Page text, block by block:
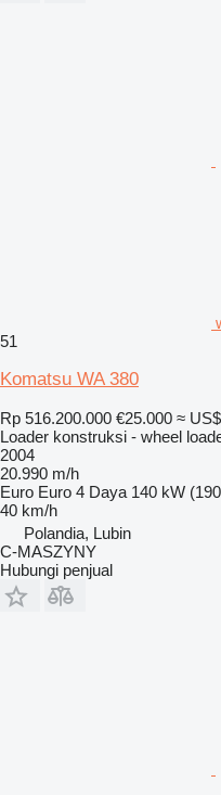
51
Komatsu WA 380
Rp 516.200.000 €25.000 ≈
Loader konstruksi - wheel
2004
20.990 m/h
Euro Euro 4 Daya 140 kW
40 km/h
Polandia, Lubin
C-MASZYNY
Hubungi penjual